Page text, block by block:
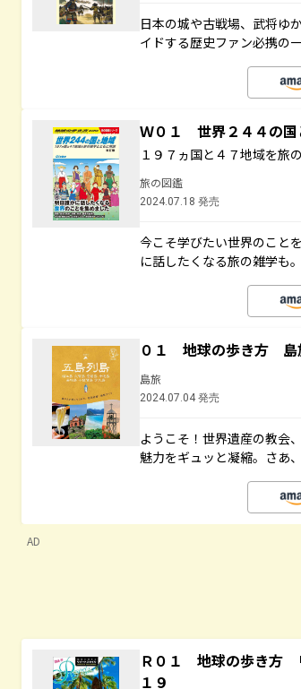
日本の城や古戦場、武将ゆ
イドする歴史ファン必携の一
Ｗ０１ 世界２４４の
１９７ヵ国と４７地域を旅
旅の図鑑
2024.07.18 発売
今こそ学びたい世界のこと
に話したくなる旅の雑学も。
０１ 地球の歩き方
島旅
2024.07.04 発売
ようこそ！世界遺産の教会
魅力をギュッと凝縮。さあ、
AD
Ｒ０１ 地球の歩き方
１９